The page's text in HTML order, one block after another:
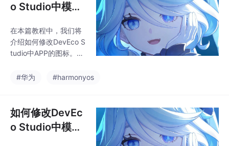
o Studio中模拟
在本篇教程中，我们将
介绍如何修改DevEco S
tudio中APP的图标。与
称类似，这个操作同样
#华为 #harmonyos
如何修改DevEc
o Studio中模拟